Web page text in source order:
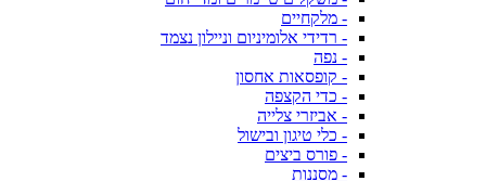
- מלקחיים
- רדידי אלומיניום וניילון נצמד
- נפה
- קופסאות אחסון
- כדי הקצפה
- אביזרי צלייה
- כלי טיגון ובישול
- פורס ביצים
- מסננות